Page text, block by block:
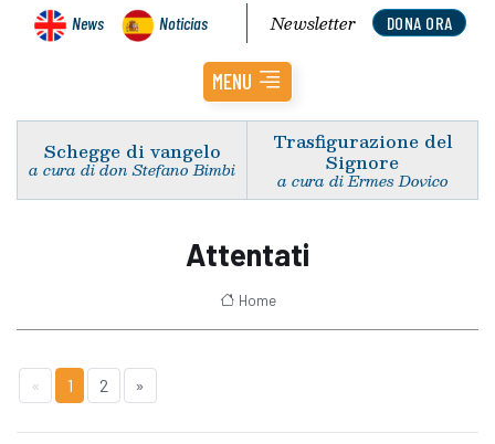
News Noticias DONA ORA
Newsletter
MENU
Schegge di vangelo
a cura di don Stefano Bimbi
Trasfigurazione del
Signore
a cura di Ermes Dovico
Attentati
Home
« 1 2 »